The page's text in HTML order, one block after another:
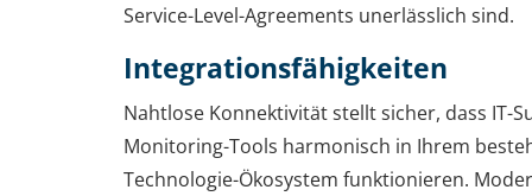
Service-Level-Agreements unerlässlich sind.
Integrationsfähigkeiten
Nahtlose Konnektivität stellt sicher, dass IT-
Monitoring-Tools harmonisch in Ihrem
Technologie-Ökosystem funktionieren.